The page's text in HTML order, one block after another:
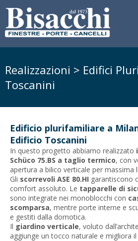
Realizzazioni > Edifici
Toscanini
Edificio plurifamiliare a
Edificio Toscanini
In questo progetto abbiamo realizzato
Schüco 75.BS a taglio termico, con
apertura a bilico verticale per massima
Gli scorrevoli ASE 80.HI garantiscono
comfort assoluto. Le tapparelle di
sono integrate nei monoblocchi con
scomparsa, mentre porte interne e
e gestiti dalla domotica.
Il giardino verticale, voluto
aggiunge un tocco naturale e migliora